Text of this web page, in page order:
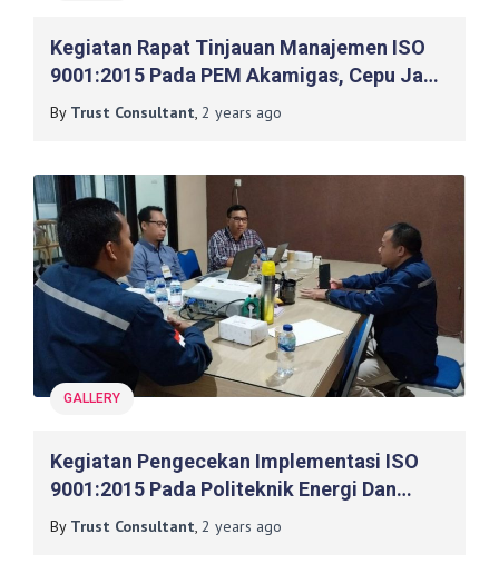
Kegiatan Rapat Tinjauan Manajemen ISO
9001:2015 Pada PEM Akamigas, Cepu Jawa
Tengah
By Trust Consultant, 2 years ago
GALLERY
Kegiatan Pengecekan Implementasi ISO
9001:2015 Pada Politeknik Energi Dan
Mineral Akamigas, Cepu Jawa Tengah
By Trust Consultant, 2 years ago